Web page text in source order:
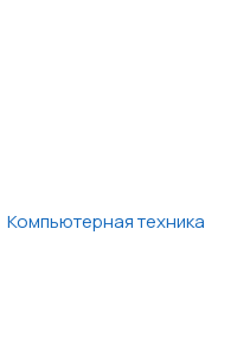
Компьютерная техника